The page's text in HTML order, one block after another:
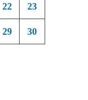
22 23
29 30